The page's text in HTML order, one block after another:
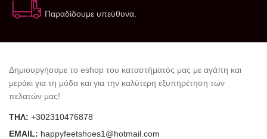
Παραδίδουμε υπεύθυνα.
Δημιουργήσαμε το eshop του καταστήματός μας με αγάπη και
μεράκι για τη μόδα και για την καλύτερη εξυπηρέτηση των
πελατών μας!
ΤΗΛ: +302310476878
ΕΜΑΙL: happyfeetshoes1@hotmail.com